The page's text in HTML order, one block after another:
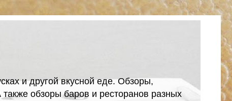
и другой вкусной еде. Обзоры,
обзоры баров и ресторанов разных